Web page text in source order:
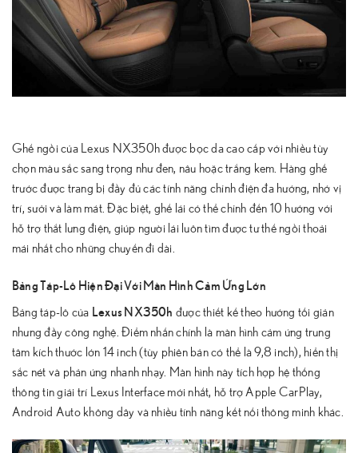
Ghế ngồi của Lexus NX350h được bọc da cao cấp với nhiều tùy
chọn màu sắc sang trọng như đen, nâu hoặc trắng kem. Hàng ghế
trước được trang bị đầy đủ các tính năng chỉnh điện đa hướng, nhớ vị
trí, sưởi và làm mát. Đặc biệt, ghế lái có thể chỉnh đến 10 hướng với
hỗ trợ thắt lưng điện, giúp người lái luôn tìm được tư thế ngồi thoải
mái nhất cho những chuyến đi dài.
Bảng Táp-Lô Hiện Đại Với Màn Hình Cảm Ứng Lớn
Bảng táp-lô của Lexus NX350h được thiết kế theo hướng tối giản
nhưng đầy công nghệ. Điểm nhấn chính là màn hình cảm ứng trung
tâm kích thước lớn 14 inch (tùy phiên bản có thể là 9,8 inch), hiển thị
sắc nét và phản ứng nhanh nhạy. Màn hình này tích hợp hệ thống
thông tin giải trí Lexus Interface mới nhất, hỗ trợ Apple CarPlay,
Android Auto không dây và nhiều tính năng kết nối thông minh khác.